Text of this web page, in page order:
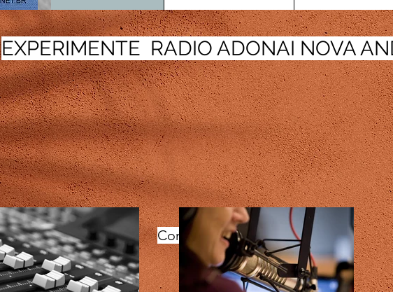
EXPERIMENTE RADIO ADONAI NOVA
Compromisso com a qualidade